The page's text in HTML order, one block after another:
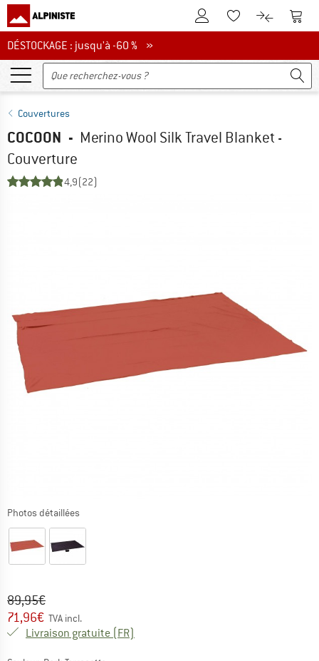
Vers le compte client
Vers la liste
Vers le
DÉSTOCKAGE : jusqu'à -60 %
DÉSTOCKAGE : jusqu'à -60 % »
Couvertures
COCOON - Merino Wool Silk Travel Blanket -
Couverture
4,9(22)
Photos détaillées
Prix initial :
89,95€
Prix:
71,96€ TVA incl.
Livraison gratuite (FR)